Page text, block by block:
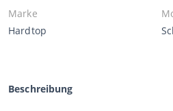
Marke
Hardtop
Beschreibung